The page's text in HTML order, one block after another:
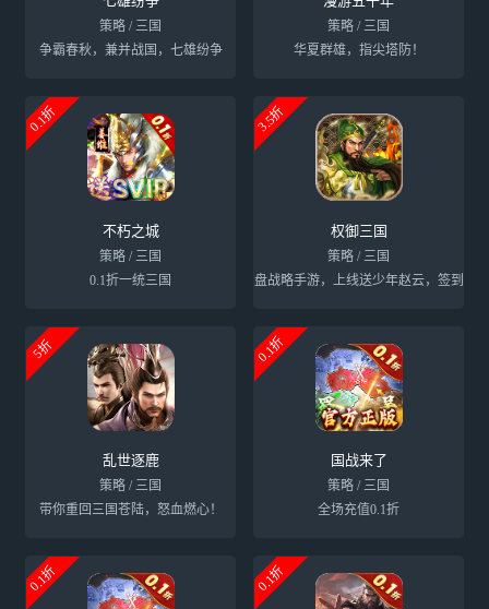
策略 / 三国
争霸春秋，兼并战国，七雄纷争
策略 / 三国
华夏群雄，指尖塔防！
0.1折
不朽之城
策略 / 三国
0.1折一统三国
3.5折
权御三国
策略 / 三国
全新热门沙盘战略手游，上线送少年赵云，签到领
5折
乱世逐鹿
策略 / 三国
带你重回三国苍陆，怒血燃心！
0.1折
国战来了
策略 / 三国
全场充值0.1折
0.1折 0.1折